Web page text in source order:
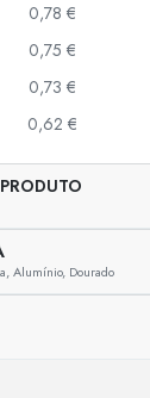
0,78 €
0,75 €
0,73 €
0,62 €
Alumínio, Dourado